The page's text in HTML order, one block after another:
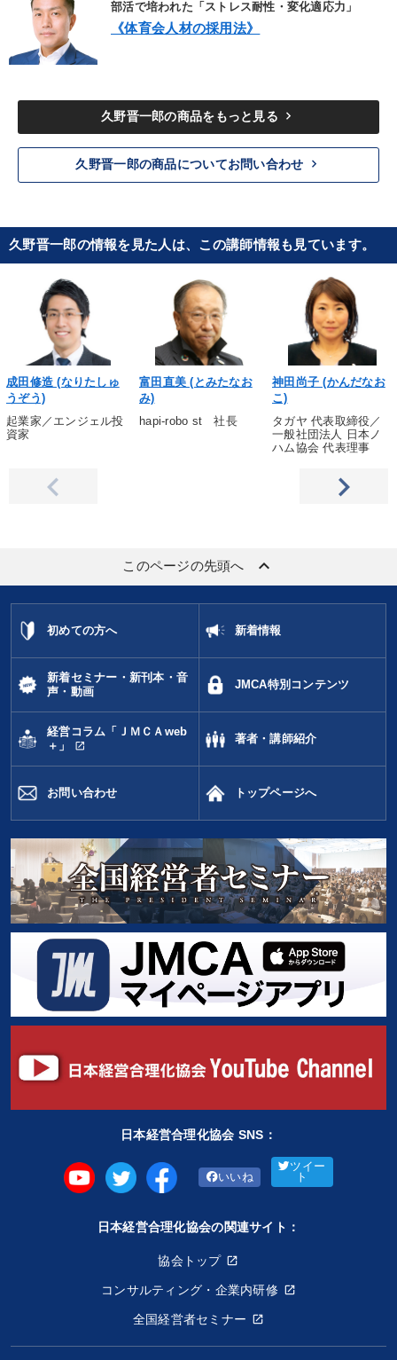
部活で培われた「ストレス耐性・変化適応力」
《体育会人材の採用法》
久野晋一郎の商品をもっと見る keyboard_arrow_right
久野晋一郎の商品についてお問い合わせ keyboard_arrow_right
久野晋一郎の情報を見た人は、この講師情報も見ています。
成田修造 (なりたしゅ
うぞう)
起業家／エンジェル投
資家
富田直美 (とみたなお
み)
hapi-robo st 社長
神田尚子 (かんだなお
こ)
タガヤ 代表取締役／
一般社団法人 日本ノ
ハム協会 代表理事
このページの先頭へ keyboard_arrow_up
初めての方へ 新着情報
新着セミナー・新刊本・音
声・動画
JMCA特別コンテンツ
経営コラム「ＪＭＣＡweb
＋」
open_in_new
著者・講師紹介
お問い合わせ トップページへ
日本経営合理化協会 SNS：
いいね
ツイー
ト
日本経営合理化協会の関連サイト：
協会トップ
コンサルティング・企業内研修
全国経営者セミナー